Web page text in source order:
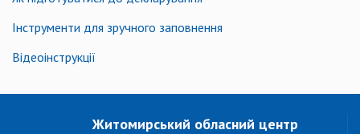
Інструменти для зручного заповнення
Відеоінструкції
Житомирський обласний центр